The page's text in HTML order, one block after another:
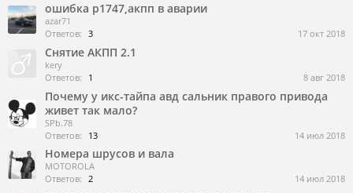
ошибка p1747,акпп в аварии
azar71
Ответов: 3 17 окт 2018
Снятие АКПП 2.1
kery
Ответов:
1 8 авг 2018
Почему у икс-тайпа авд сальник правого привода
живет так мало?
SPb.78
Ответов:
13 14 июл 2018
Номера шрусов и вала
MOTOROLA
Ответов: 2 14 июл 2018